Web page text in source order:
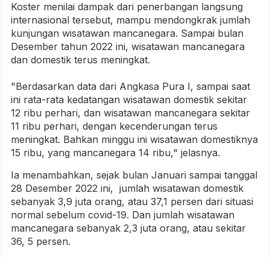
Koster menilai dampak dari penerbangan langsung
internasional tersebut, mampu mendongkrak jumlah
kunjungan wisatawan mancanegara. Sampai bulan
Desember tahun 2022 ini, wisatawan mancanegara
dan domestik terus meningkat.
"Berdasarkan data dari Angkasa Pura I, sampai saat
ini rata-rata kedatangan wisatawan domestik sekitar
12 ribu perhari, dan wisatawan mancanegara sekitar
11 ribu perhari, dengan kecenderungan terus
meningkat. Bahkan minggu ini wisatawan domestiknya
15 ribu, yang mancanegara 14 ribu," jelasnya.
Ia menambahkan, sejak bulan Januari sampai tanggal
28 Desember 2022 ini, jumlah wisatawan domestik
sebanyak 3,9 juta orang, atau 37,1 persen dari situasi
normal sebelum covid-19. Dan jumlah wisatawan
mancanegara sebanyak 2,3 juta orang, atau sekitar
36, 5 persen.